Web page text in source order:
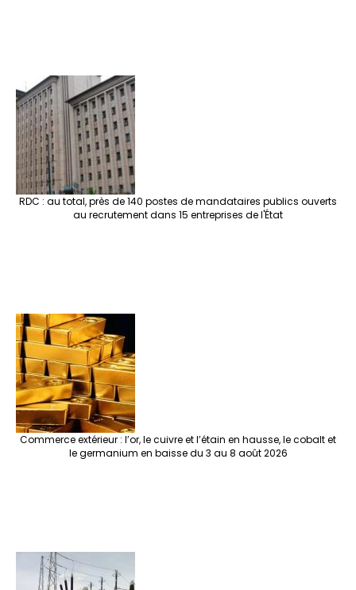
RDC : au total, près de 140 postes de mandataires publics ouverts
au recrutement dans 15 entreprises de l'État
Commerce extérieur : l’or, le cuivre et l’étain en hausse, le cobalt et
le germanium en baisse du 3 au 8 août 2026